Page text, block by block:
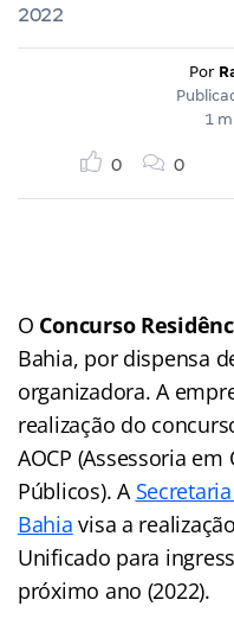
2022
Por
1
0 0
O Concurso
Bahia, por dispensa
organizadora. A
realização do
AOCP (Assessoria
Públicos). A
Bahia visa a
Unificado para
próximo ano (2022).